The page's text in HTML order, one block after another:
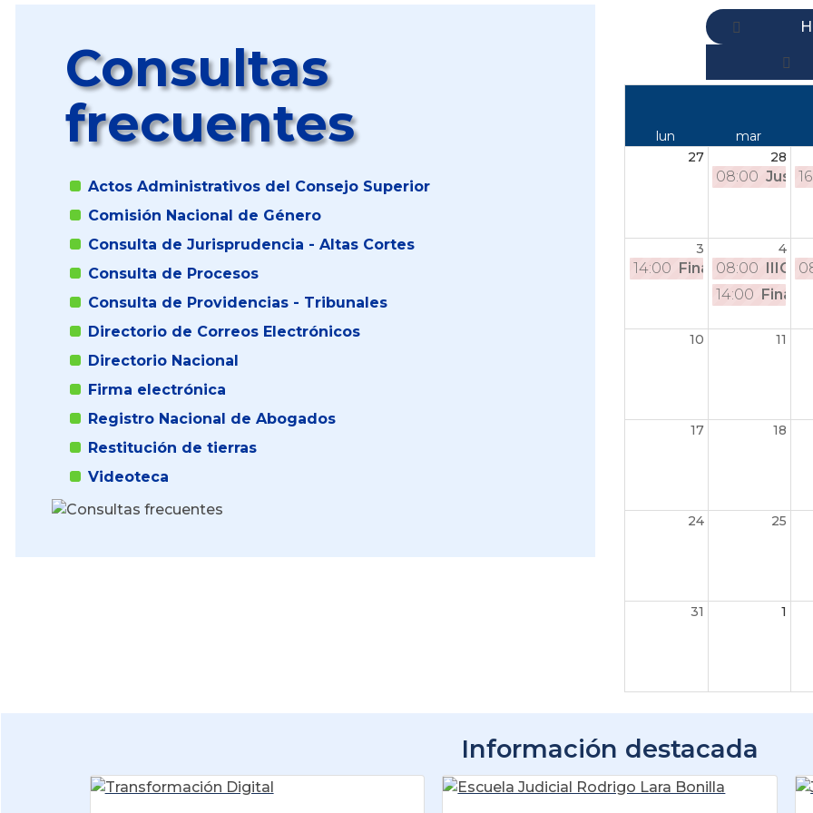
Consultas
frecuentes
Actos Administrativos del Consejo Superior
Comisión Nacional de Género
Consulta de Jurisprudencia - Altas Cortes
Consulta de Procesos
Consulta de Providencias - Tribunales
Directorio de Correos Electrónicos
Directorio Nacional
Firma electrónica
Registro Nacional de Abogados
Restitución de tierras
Videoteca
lun mar
27
28
08:00
3 4
14:00 Final Nacional
08:00
14:00
Final
10 11
17 18
24 25
31 1
Información destacada